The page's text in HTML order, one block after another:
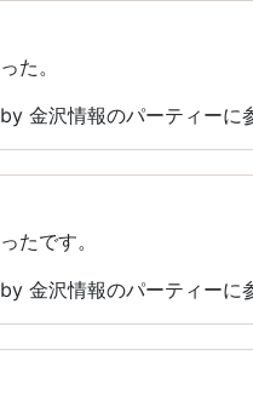
た。
金沢情報のパーティーに
たです。
金沢情報のパーティーに